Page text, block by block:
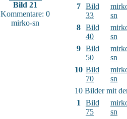
Bild 21
Kommentare: 0
mirko-sn
7 Bild
33
sn
8 Bild
40
sn
9 Bild
50
sn
10 Bild
70
sn
10 Bilder mit
1
Bild
75
sn